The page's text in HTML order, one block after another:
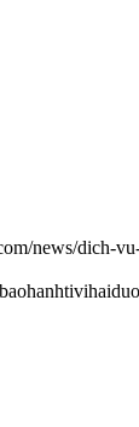
news/dich-